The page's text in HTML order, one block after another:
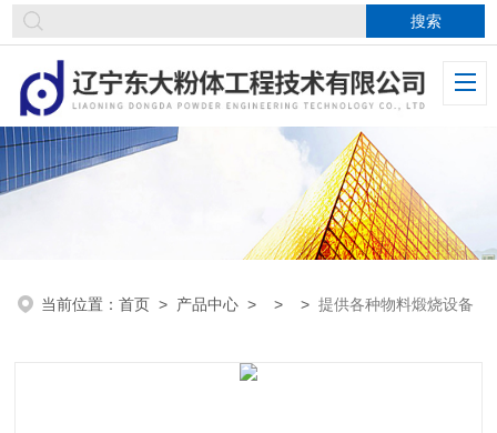
当前位置：首页 > 产品中心 > > >提供各种物料煅烧设备